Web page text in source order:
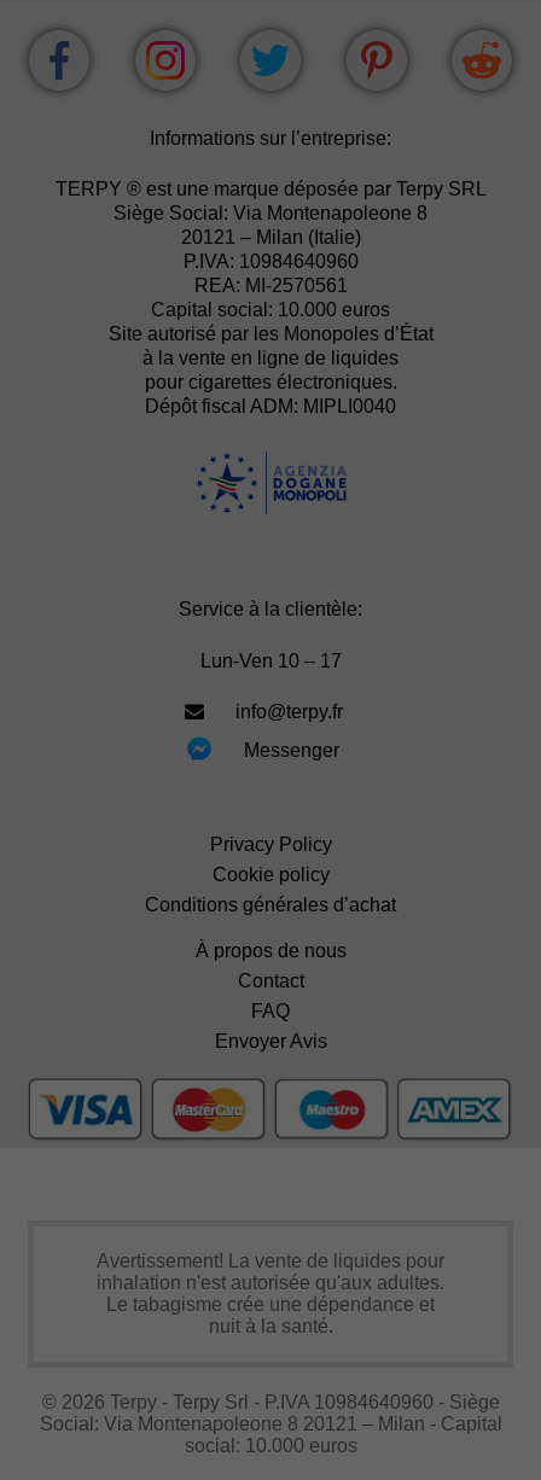
Informations sur l’entreprise:
TERPY ® est une marque déposée par Terpy SRL
Siège Social: Via Montenapoleone 8
20121 – Milan (Italie)
P.IVA: 10984640960
REA: MI-2570561
Capital social: 10.000 euros
Site autorisé par les Monopoles d’État
à la vente en ligne de liquides
pour cigarettes électroniques.
Dépôt fiscal ADM: MIPLI0040
Service à la clientèle:
Lun-Ven 10 – 17
info@terpy.fr
Messenger
Privacy Policy
Cookie policy
Conditions générales d’achat
À propos de nous
Contact
FAQ
Envoyer Avis
Avertissement! La vente de liquides pour
inhalation n'est autorisée qu'aux adultes.
Le tabagisme crée une dépendance et
nuit à la santé.
© 2026 Terpy - Terpy Srl - P.IVA 10984640960 - Siège
Social: Via Montenapoleone 8 20121 – Milan - Capital
social: 10.000 euros